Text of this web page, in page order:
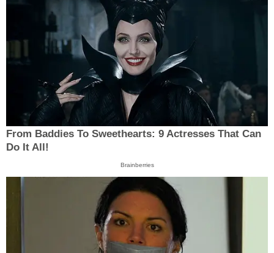
From Baddies To Sweethearts: 9 Actresses That Can
Do It All!
Brainberries